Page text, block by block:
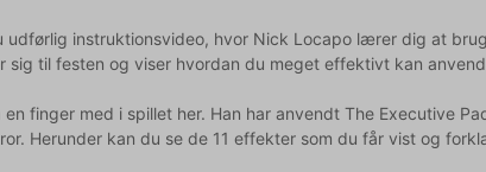
udførlig instruktionsvideo, hvor Nick Locapo lærer dig at
sig til festen og viser hvordan du meget effektivt kan
finger med i spillet her. Han har anvendt The Executive
Herunder kan du se de 11 effekter som du får vist og